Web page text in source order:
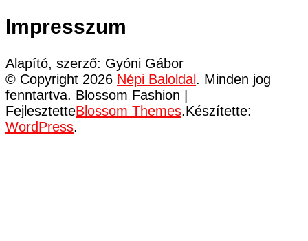
Impresszum
Alapító, szerző: Gyóni Gábor
© Copyright 2026 Népi Baloldal . Minden jog
fenntartva. Blossom Fashion |
FejlesztetteBlossom Themes.Készítette:
WordPress.